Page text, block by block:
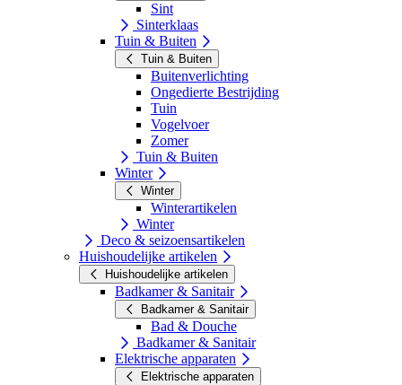
Sint
Sinterklaas
Tuin & Buiten
Tuin & Buiten
Buitenverlichting
Ongedierte Bestrijding
Tuin
Vogelvoer
Zomer
Tuin & Buiten
Winter
Winter
Winterartikelen
Winter
Deco & seizoensartikelen
Huishoudelijke artikelen
Huishoudelijke artikelen
Badkamer & Sanitair
Badkamer & Sanitair
Bad & Douche
Badkamer & Sanitair
Elektrische apparaten
Elektrische apparaten